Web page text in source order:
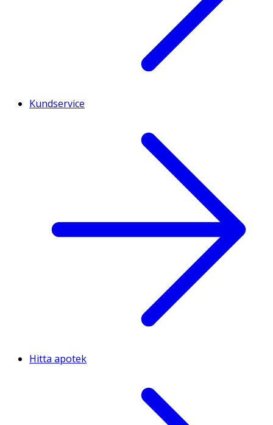
Kundservice
Hitta apotek